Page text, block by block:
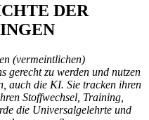
DER
(vermeintlichen)
gerecht zu werden und nutzen
auch die KI. Sie tracken ihren
Stoffwechsel, Training,
die Universalgelehrte und